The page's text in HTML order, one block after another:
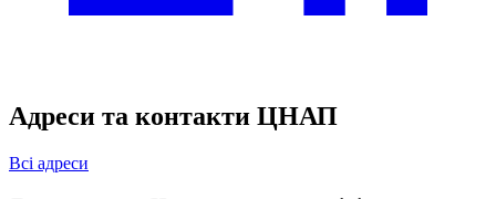
Адреси та контакти ЦНАП
Всі адреси